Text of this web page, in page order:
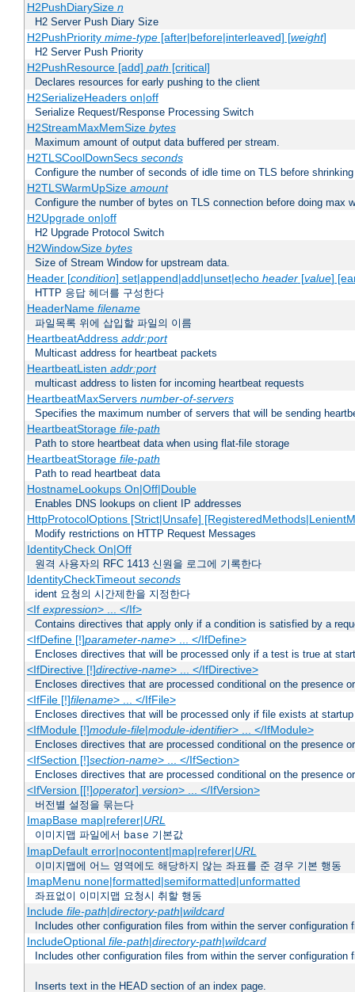
H2PushDiarySize n
H2 Server Push Diary Size
H2PushPriority mime-type[after|before|interleaved] [weight]
H2 Server Push Priority
H2PushResource [add] path [critical]
Declares resources for early pushing to the client
H2SerializeHeaders on|off
Serialize Request/Response Processing Switch
H2StreamMaxMemSize bytes
Maximum amount of output data buffered per stream.
H2TLSCoolDownSecs seconds
Configure the number of seconds of idle time on TLS before
H2TLSWarmUpSize amount
Configure the number of bytes on TLS connection before doing max
H2Upgrade on|off
H2 Upgrade Protocol Switch
H2WindowSize bytes
Size of Stream Window for upstream data.
Header [condition] set|append|add|unset|echo header[value]
HTTP 응답 헤더를 구성한다
HeaderName filename
파일목록 위에 삽입할 파일의 이름
HeartbeatAddress addr:port
Multicast address for heartbeat packets
HeartbeatListen addr:port
multicast address to listen for incoming heartbeat requests
HeartbeatMaxServers number-of-servers
Specifies the maximum number of servers that will be sending
HeartbeatStorage file-path
Path to store heartbeat data when using flat-file storage
HeartbeatStorage file-path
Path to read heartbeat data
HostnameLookups On|Off|Double
Enables DNS lookups on client IP addresses
HttpProtocolOptions [Strict|Unsafe]
Modify restrictions on HTTP Request Messages
IdentityCheck On|Off
원격 사용자의 RFC 1413 신원을 로그에 기록한다
IdentityCheckTimeout seconds
ident 요청의 시간제한을 지정한다
<If expression> ... </If>
Contains directives that apply only if a condition is satisfied by a
<IfDefine [!]parameter-name> ... </IfDefine>
Encloses directives that will be processed only if a test is true at
<IfDirective [!]directive-name> ... </IfDirective>
Encloses directives that are processed conditional on the presence
<IfFile [!]filename> ... </IfFile>
Encloses directives that will be processed only if file exists at startup
<IfModule [!]module-file|module-identifier> ... </IfModule>
Encloses directives that are processed conditional on the presence
<IfSection [!]section-name> ... </IfSection>
Encloses directives that are processed conditional on the presence
<IfVersion [[!]operator] version> ... </IfVersion>
버전별 설정을 묶는다
ImapBase map|referer|URL
이미지맵 파일에서 base 기본값
ImapDefault error|nocontent|map|referer|URL
이미지맵에 어느 영역에도 해당하지 않는 좌표를 준 경우 기본 행동
ImapMenu none|formatted|semiformatted|unformatted
좌표없이 이미지맵 요청시 취할 행동
Include file-path|directory-path|wildcard
Includes other configuration files from within the server configuration
IncludeOptional file-path|directory-path|wildcard
Includes other configuration files from within the server configuration
Inserts text in the HEAD section of an index page.